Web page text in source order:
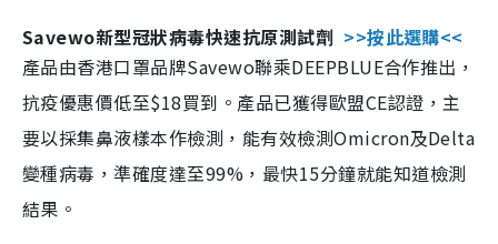
Savewo新型冠狀病毒快速抗原測試劑 >>按此選購<<
產品由香港口罩品牌Savewo聯乘DEEPBLUE合作推出，
抗疫優惠價低至$18買到。產品已獲得歐盟CE認證，主
要以採集鼻液樣本作檢測，能有效檢測Omicron及Delta
變種病毒，準確度達至99%，最快15分鐘就能知道檢測
結果。